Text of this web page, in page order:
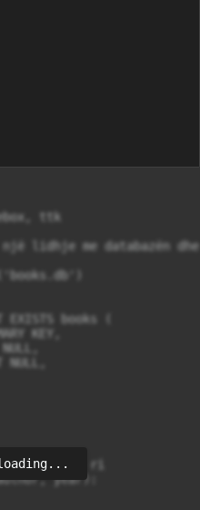
ttk
lidhje me databazën
EXISTS books (
KEY,
NULL,
libër të ri
year):